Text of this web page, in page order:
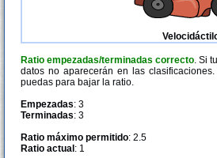
Ratio empezadas/terminadas correcto. Si
datos no aparecerán en las
puedas para bajar la ratio.
Empezadas: 3
Terminadas: 3
Ratio máximo permitido: 2.5
Ratio actual : 1